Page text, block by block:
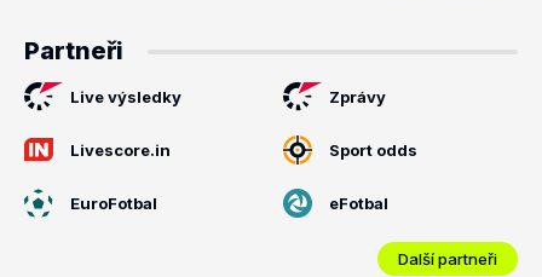
Partneři
Live výsledky Zprávy
Livescore.in Sport odds
EuroFotbal eFotbal
Další partneři